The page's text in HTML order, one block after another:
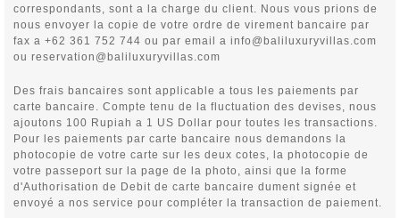
correspondants, sont a la charge du client. Nous vous prions de
nous envoyer la copie de votre ordre de virement bancaire par
fax a +62 361 752 744 ou par email a info@baliluxuryvillas.com
ou reservation@baliluxuryvillas.com
Des frais bancaires sont applicable a tous les paiements par
carte bancaire. Compte tenu de la fluctuation des devises, nous
ajoutons 100 Rupiah a 1 US Dollar pour toutes les transactions.
Pour les paiements par carte bancaire nous demandons la
photocopie de votre carte sur les deux cotes, la photocopie de
votre passeport sur la page de la photo, ainsi que la forme
d'Authorisation de Debit de carte bancaire dument signée et
envoyé a nos service pour compléter la transaction de paiement.